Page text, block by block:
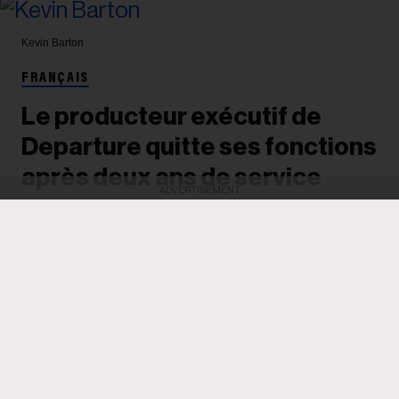
Kevin Barton
FRANÇAIS
Le producteur exécutif de
Departure quitte ses fonctions
après deux ans de service